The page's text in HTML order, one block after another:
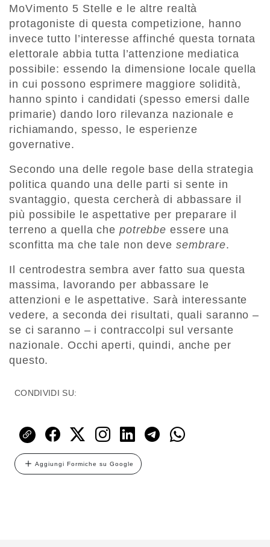
MoVimento 5 Stelle e le altre realtà
protagoniste di questa competizione, hanno
invece tutto l’interesse affinché questa tornata
elettorale abbia tutta l’attenzione mediatica
possibile: essendo la dimensione locale quella
in cui possono esprimere maggiore solidità,
hanno spinto i candidati (spesso emersi dalle
primarie) dando loro rilevanza nazionale e
richiamando, spesso, le esperienze
governative.
Secondo una delle regole base della strategia
politica quando una delle parti si sente in
svantaggio, questa cercherà di abbassare il
più possibile le aspettative per preparare il
terreno a quella che potrebbe essere una
sconfitta ma che tale non deve sembrare.
Il centrodestra sembra aver fatto sua questa
massima, lavorando per abbassare le
attenzioni e le aspettative. Sarà interessante
vedere, a seconda dei risultati, quali saranno –
se ci saranno – i contraccolpi sul versante
nazionale. Occhi aperti, quindi, anche per
questo.
CONDIVIDI SU:
Aggiungi Formiche su Google